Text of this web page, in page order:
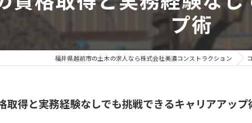
プ術
福井県越前市の土木の求人なら株式会社美濃コンストラクション
取得と実務経験なしでも挑戦できるキャリアアップ